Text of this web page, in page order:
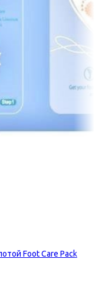
Foot Care Pack